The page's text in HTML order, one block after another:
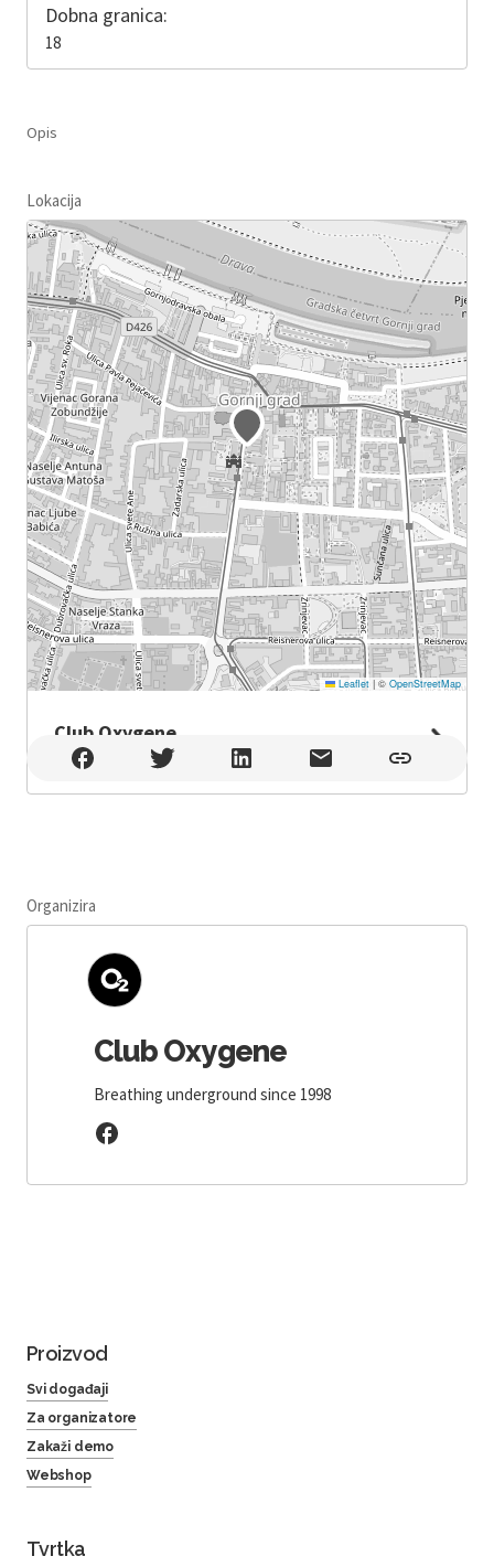
Dobna granica:
18
Opis
Lokacija
Leaflet |© OpenStreetMap
Club Oxygene
Club Oxygene , Osijek
Organizira
Club Oxygene
Breathing underground since 1998
Proizvod
Svi događaji
Za organizatore
Zakaži demo
Webshop
Tvrtka